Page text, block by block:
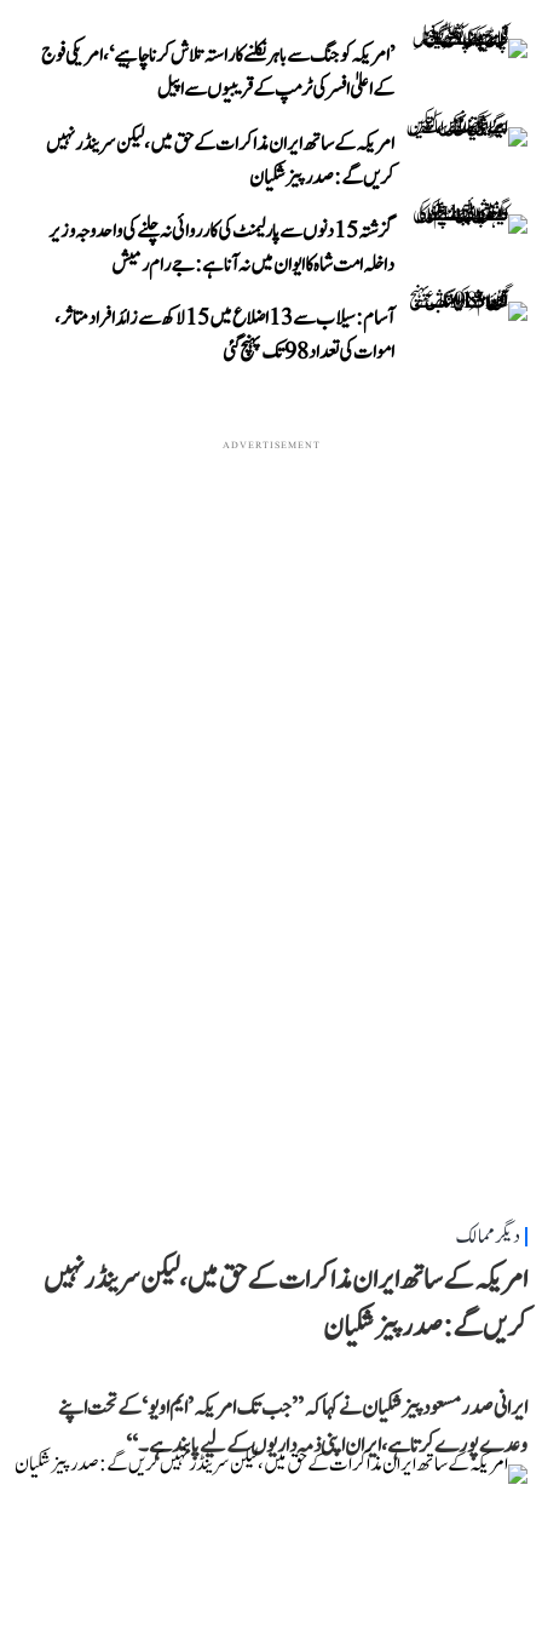
’امریکہ کو جنگ سے باہر نکلنے کا راستہ تلاش کرنا چاہیے‘، امریکی فوج
کے اعلیٰ افسر کی ٹرمپ کے قریبیوں سے اپیل
امریکہ کے ساتھ ایران مذاکرات کے حق میں، لیکن سرینڈر نہیں
کریں گے: صدر پیزشکیان
گزشتہ 15 دنوں سے پارلیمنٹ کی کارروائی نہ چلنے کی واحد وجہ وزیر
داخلہ امت شاہ کا ایوان میں نہ آنا ہے: جے رام رمیش
آسام: سیلاب سے 13 اضلاع میں 15 لاکھ سے زائد افراد متاثر،
اموات کی تعداد 98 تک پہنچ گئی
ADVERTISEMENT
دیگر ممالک
امریکہ کے ساتھ ایران مذاکرات کے حق میں، لیکن سرینڈر نہیں
کریں گے: صدر پیزشکیان
ایرانی صدر مسعود پیزشکیان نے کہا کہ ’’جب تک امریکہ ’ایم او یو‘ کے تحت اپنے
وعدے پورے کرتا ہے، ایران اپنی ذمہ داریوں کے لیے پابند ہے۔‘‘